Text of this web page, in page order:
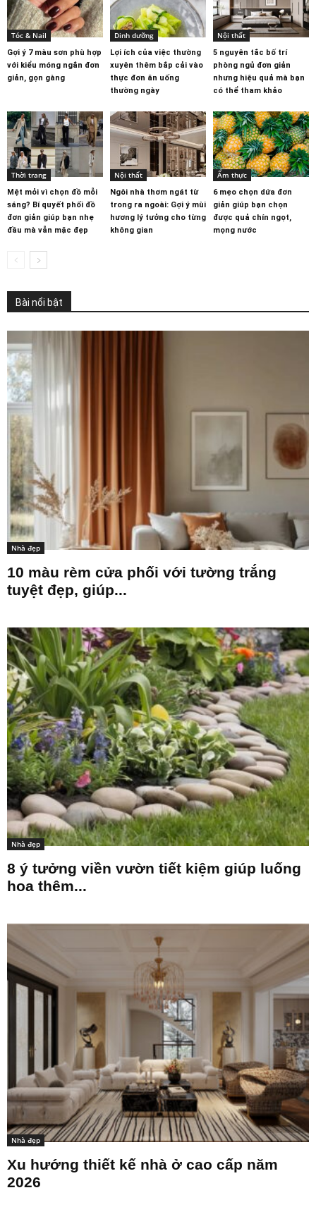
Tóc & Nail
Gợi ý 7 màu sơn phù hợp
với kiểu móng ngắn đơn
giản, gọn gàng
Dinh dưỡng
Lợi ích của việc thường
xuyên thêm bắp cải vào
thực đơn ăn uống
thường ngày
Nội thất
5 nguyên tắc bố trí
phòng ngủ đơn giản
nhưng hiệu quả mà bạn
có thể tham khảo
Thời trang
Mệt mỏi vì chọn đồ mỗi
sáng? Bí quyết phối đồ
đơn giản giúp bạn nhẹ
đầu mà vẫn mặc đẹp
Nội thất
Ngôi nhà thơm ngát từ
trong ra ngoài: Gợi ý mùi
hương lý tưởng cho từng
không gian
Ẩm thực
6 mẹo chọn dứa đơn
giản giúp bạn chọn
được quả chín ngọt,
mọng nước
Bài nổi bật
Nhà đẹp
10 màu rèm cửa phối với tường trắng
tuyệt đẹp, giúp...
Nhà đẹp
8 ý tưởng viền vườn tiết kiệm giúp luống
hoa thêm...
Nhà đẹp
Xu hướng thiết kế nhà ở cao cấp năm
2026